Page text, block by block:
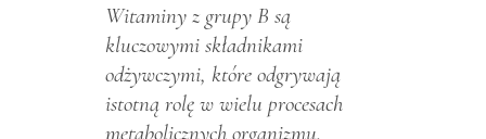
Witaminy z grupy B są
kluczowymi składnikami
odżywczymi, które odgrywają
istotną rolę w wielu procesach
metabolicznych organizmu.